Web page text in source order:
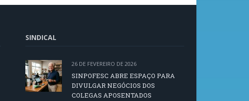
SINDICAL
26 DE FEVEREIRO DE 2026
SINPOFESC ABRE ESPAÇO PARA
DIVULGAR NEGÓCIOS DOS
COLEGAS APOSENTADOS